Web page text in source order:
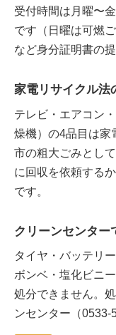
受付時間は月曜〜
です（日曜は可燃
など身分証明書の
家電リサイクル法
テレビ・エアコン
燥機）の4品目は家
市の粗大ごみとし
に回収を依頼する
です。
クリーンセンター
タイヤ・バッテリ
ボンベ・塩化ビニ
処分できません。
ンセンター（0533-